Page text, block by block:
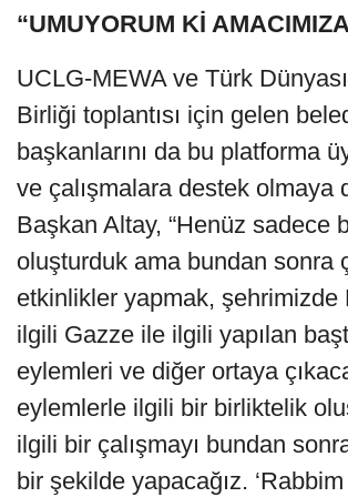
“UMUYORUM Kİ
UCLG-MEWA ve Türk
Birliği toplantısı için gelen
başkanlarını da bu platforma
ve çalışmalara destek olmaya
Başkan Altay, “Henüz sadece
oluşturduk ama bundan sonra
etkinlikler yapmak, şehrimizde
ilgili Gazze ile ilgili yapılan
eylemleri ve diğer ortaya
eylemlerle ilgili bir birliktelik
ilgili bir çalışmayı bundan
bir şekilde yapacağız.